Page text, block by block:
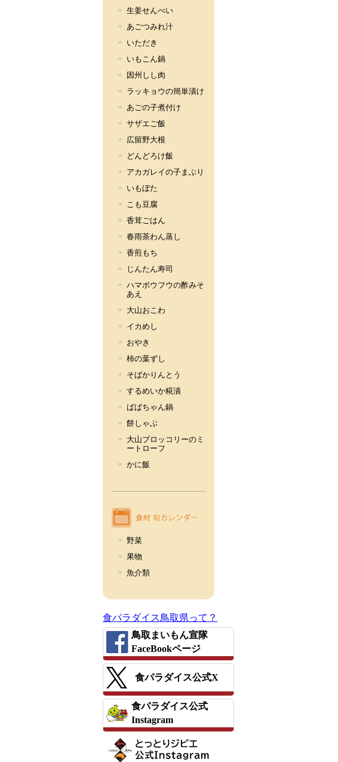
生姜せんべい
あごつみれ汁
いただき
いもこん鍋
因州しし肉
ラッキョウの簡単漬け
あごの子煮付け
サザエご飯
広留野大根
どんどろけ飯
アカガレイの子まぶり
いもぼた
こも豆腐
香茸ごはん
春雨茶わん蒸し
香煎もち
じんたん寿司
ハマボウフウの酢みそ
あえ
大山おこわ
イカめし
おやき
柿の葉ずし
そばかりんとう
するめいか糀漬
ばばちゃん鍋
餅しゃぶ
大山ブロッコリーのミ
ートローフ
かに飯
野菜
果物
魚介類
食パラダイス鳥取県って？
鳥取まいもん宣隊
FaceBookページ
食パラダイス公式X
食パラダイス公式
Instagram